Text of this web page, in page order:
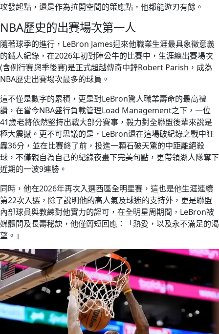
攻發起點，還是作為拉開空間的策應點，他都能遊刃有餘。
NBA歷史的出賽場次第一人
隨著球季的進行，LeBron James迎來他職業生涯最具象徵意義
的鐵人紀錄，在2026年初對陣公牛的比賽中，生涯總出賽場次
(含例行賽與季後賽)是正式超越傳奇中鋒Robert Parish，成為
NBA歷史出賽場次最多的球員。
這不僅是數字的累積，更是對LeBron驚人職業壽命的最高禮
讚，在當今NBA盛行負載管理Load Management之下，一位
41歲老將依然堅持出戰大部分賽事，毅力對全聯盟後輩來說是
極大震撼。更不可思議的是，LeBron還在這場破紀錄之戰中狂
轟36分，並在比賽終了前，投進一顆石破天驚的中距離絕殺
球，不僅親自為自己的紀錄夜畫下完美句點，更帶領湖人隊奪下
近期的一波9連勝。
同時，他在2026年再次入選西區全明星賽，這也是他生涯連續
第22次入選，除了說明他的高人氣及球迷的支持外，更是聯盟
內部球員與教練對他實力的認可，在全明星周期間，LeBron被
媒體問及長壽秘訣，他僅簡短回應：「熱愛，以及永不滿足的渴
望。」